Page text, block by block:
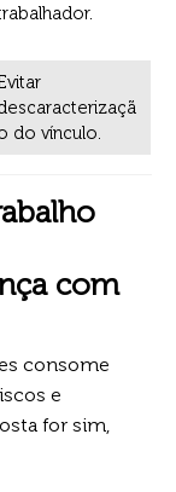
do vínculo.
com
consome
e
for sim,